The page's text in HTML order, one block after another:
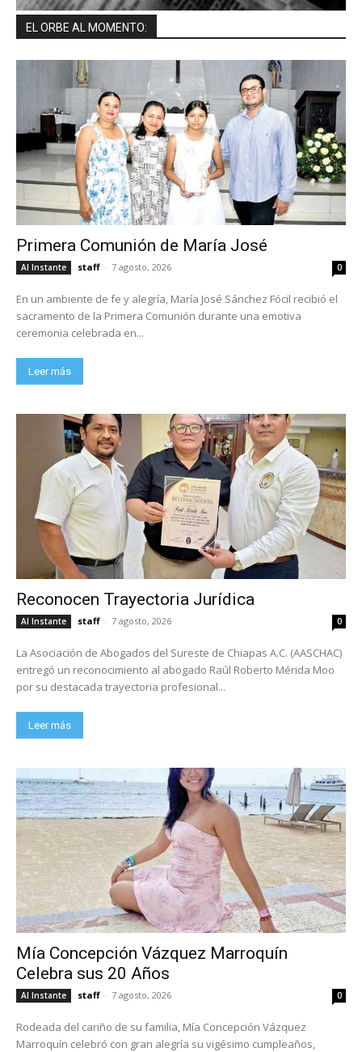
EL ORBE AL MOMENTO:
Primera Comunión de María José
Al Instante staff - 7 agosto, 2026 0
En un ambiente de fe y alegría, María José Sánchez Fócil recibió el
sacramento de la Primera Comunión durante una emotiva
ceremonia celebrada en...
Leer más
Reconocen Trayectoria Jurídica
Al Instante staff - 7 agosto, 2026 0
La Asociación de Abogados del Sureste de Chiapas A.C. (AASCHAC)
entregó un reconocimiento al abogado Raúl Roberto Mérida Moo
por su destacada trayectoria profesional...
Leer más
Mía Concepción Vázquez Marroquín
Celebra sus 20 Años
Al Instante staff - 7 agosto, 2026 0
Rodeada del cariño de su familia, Mía Concepción Vázquez
Marroquín celebró con gran alegría su vigésimo cumpleaños,